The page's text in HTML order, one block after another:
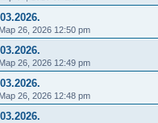
26, 2026 12:50 pm
26, 2026 12:49 pm
26, 2026 12:48 pm